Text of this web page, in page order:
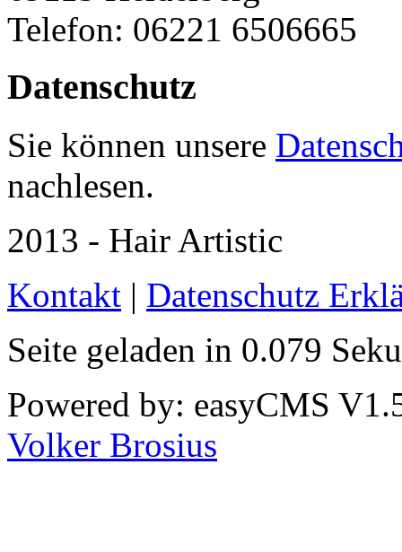
Telefon: 06221 6506665
Datenschutz
Sie können unsere
nachlesen.
2013 - Hair Artistic
Kontakt | Datenschutz
Seite geladen in 0.079
Powered by: easyCMS
Volker Brosius